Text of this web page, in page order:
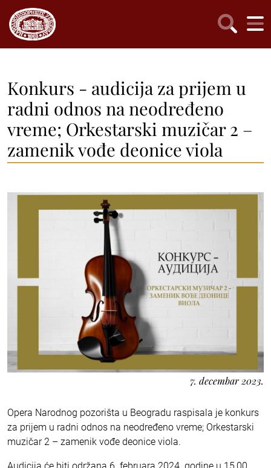
Konkurs - audicija za prijem u
radni odnos na neodređeno
vreme; Orkestarski muzičar 2 –
zamenik vođe deonice viola
7. decembar 2023.
Opera Narodnog pozorišta u Beogradu raspisala je konkurs
za prijem u radni odnos na neodređeno vreme; Orkestarski
muzičar 2 – zamenik vođe deonice viola.
Audicija će biti održana 6. februara 2024. godine u 15,00